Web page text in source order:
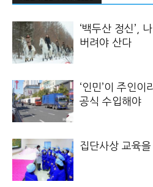
‘백두산 정신’,
버려야 산다
‘인민’이 주인
공식 수입해야
집단사상 교육